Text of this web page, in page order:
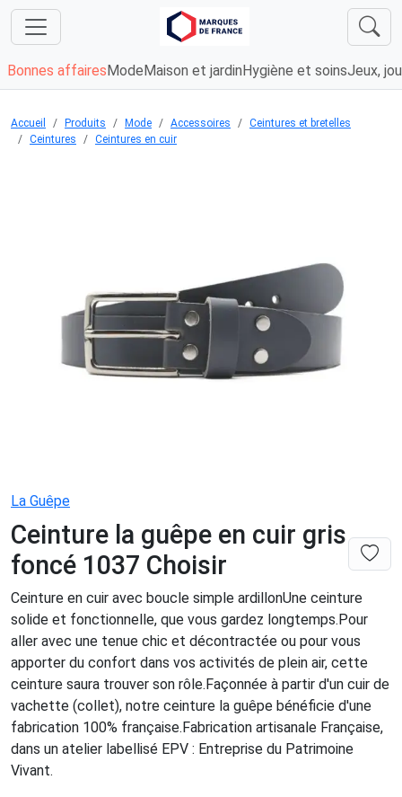
Bonnes affaires Mode Maison et jardin Hygiène et soinsJeux,
Accueil Produits Mode Accessoires
Ceintures et bretelles
Ceintures
Ceintures en cuir
La Guêpe
Ceinture la guêpe en cuir gris
foncé 1037 Choisir
Ceinture en cuir avec boucle simple ardillonUne ceinture
solide et fonctionnelle, que vous gardez longtemps.Pour
aller avec une tenue chic et décontractée ou pour vous
apporter du confort dans vos activités de plein air, cette
ceinture saura trouver son rôle.Façonnée à partir d'un cuir de
vachette (collet), notre ceinture la guêpe bénéficie d'une
fabrication 100% française.Fabrication artisanale Française,
dans un atelier labellisé EPV : Entreprise du Patrimoine
Vivant.